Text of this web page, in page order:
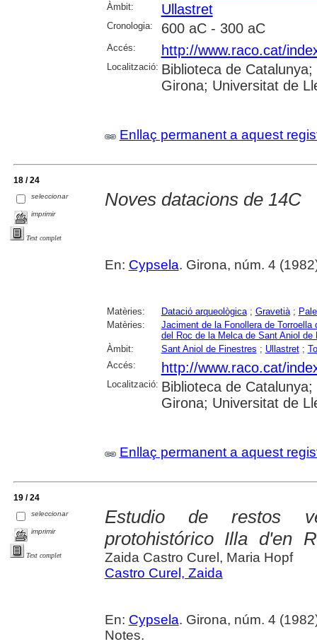
Àmbit: Ullastret
Cronologia: 600 aC - 300 aC
Accés: http://www.raco.cat/
Localització: Biblioteca de
Girona; Universitat de
Enllaç permanent a aquest
18 / 24
seleccionar
imprimir
Text complet
Noves datacions de 14C
En: Cypsela. Girona, núm. 4
Matèries: Datació arqueològica; Gravetià;
Matèries:
Jaciment de la Fonollera de Torroella
del Roc de la Melca de Sant Aniol de
Àmbit:
Sant Aniol de Finestres ; Ullastret;
Accés:
http://www.raco.cat/
Localització: Biblioteca de
Girona; Universitat de
Enllaç permanent a aquest
19 / 24
seleccionar
imprimir
Text complet
Estudio de restos
protohistórico Illa d'en
Zaida Castro Curel, Maria Hopf
Castro Curel, Zaida
En: Cypsela. Girona, núm. 4
Notes.